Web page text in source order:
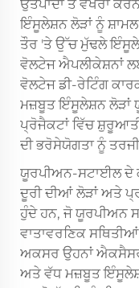
ਉਤਪਾਦਾਂ ਤੋਂ ਵੱਖਰਾ
ਇੰਸੂਲੇਸ਼ਨ ਲੋੜਾਂ ਨੂੰ
ਤੌਰ 'ਤੇ ਉੱਚ ਮੁੱਢਲੇ
ਵੋਲਟੇਜ ਐਪਲੀਕੇਸ਼ਨਾਂ
ਵੋਲਟੇਜ ਡੀ-ਰੇਟਿੰਗ
ਮਜ਼ਬੂਤ ਇੰਸੂਲੇਸ਼ਨ ਲੋੜਾਂ
ਪ੍ਰੋਜੈਕਟਾਂ ਵਿੱਚ
ਦੀ ਭਰੋਸੇਯੋਗਤਾ ਨੂੰ
ਯੂਰਪੀਅਨ-ਸਟਾਈਲ ਦੇ
ਦੂਰੀ ਦੀਆਂ ਲੋੜਾਂ ਅਤੇ
ਹੁੰਦੇ ਹਨ, ਜੋ ਯੂਰਪੀਅਨ
ਵਾਤਾਵਰਣਿਕ
ਅਕਸਰ ਉਹਨਾਂ
ਅਤੇ ਵੱਧ ਮਜ਼ਬੂਤ